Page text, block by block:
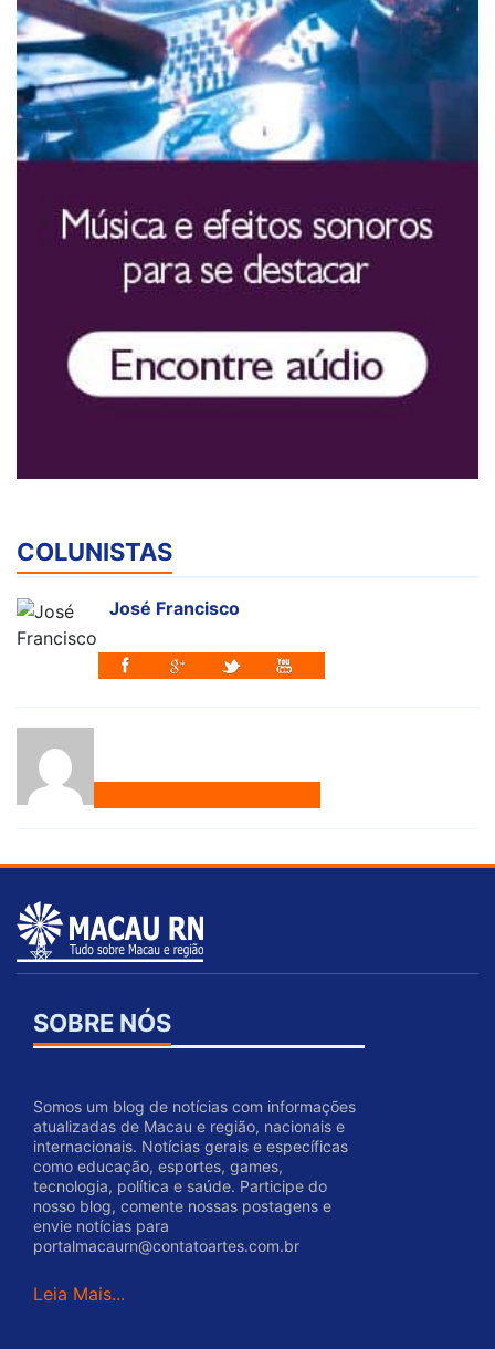
COLUNISTAS
José Francisco
SOBRE NÓS
Somos um blog de notícias com informações
atualizadas de Macau e região, nacionais e
internacionais. Notícias gerais e específicas
como educação, esportes, games,
tecnologia, política e saúde. Participe do
nosso blog, comente nossas postagens e
envie notícias para
portalmacaurn@contatoartes.com.br
Leia Mais...